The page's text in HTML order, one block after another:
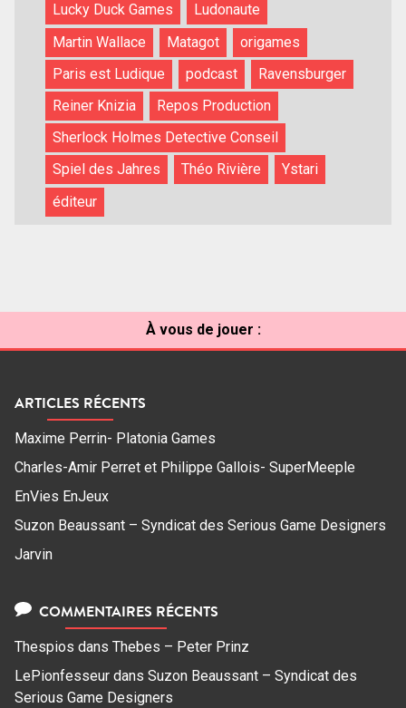
Lucky Duck Games
Ludonaute
Martin Wallace
Matagot
origames
Paris est Ludique
podcast
Ravensburger
Reiner Knizia
Repos Production
Sherlock Holmes Detective Conseil
Spiel des Jahres
Théo Rivière
Ystari
éditeur
À vous de jouer :
ARTICLES RÉCENTS
Maxime Perrin- Platonia Games
Charles-Amir Perret et Philippe Gallois- SuperMeeple
EnVies EnJeux
Suzon Beaussant – Syndicat des Serious Game Designers
Jarvin
COMMENTAIRES RÉCENTS
Thespios dans Thebes – Peter Prinz
LePionfesseur dans Suzon Beaussant – Syndicat des
Serious Game Designers